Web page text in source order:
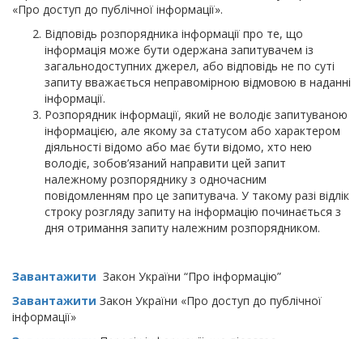
«Про доступ до публічної інформації».
Відповідь розпорядника інформації про те, що
інформація може бути одержана запитувачем із
загальнодоступних джерел, або відповідь не по суті
запиту вважається неправомірною відмовою в наданні
інформації.
Розпорядник інформації, який не володіє запитуваною
інформацією, але якому за статусом або характером
діяльності відомо або має бути відомо, хто нею
володіє, зобов’язаний направити цей запит
належному розпоряднику з одночасним
повідомленням про це запитувача. У такому разі відлік
строку розгляду запиту на інформацію починається з
дня отримання запиту належним розпорядником.
Завантажити Закон України “Про інформацію”
Завантажити Закон України «Про доступ до публічної
інформації»